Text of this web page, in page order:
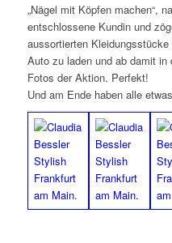
„Nägel mit Köpfen machen“,
entschlossene Kundin und
aussortierten
Auto zu laden und ab damit
Fotos der Aktion. Perfekt!
Und am Ende haben alle